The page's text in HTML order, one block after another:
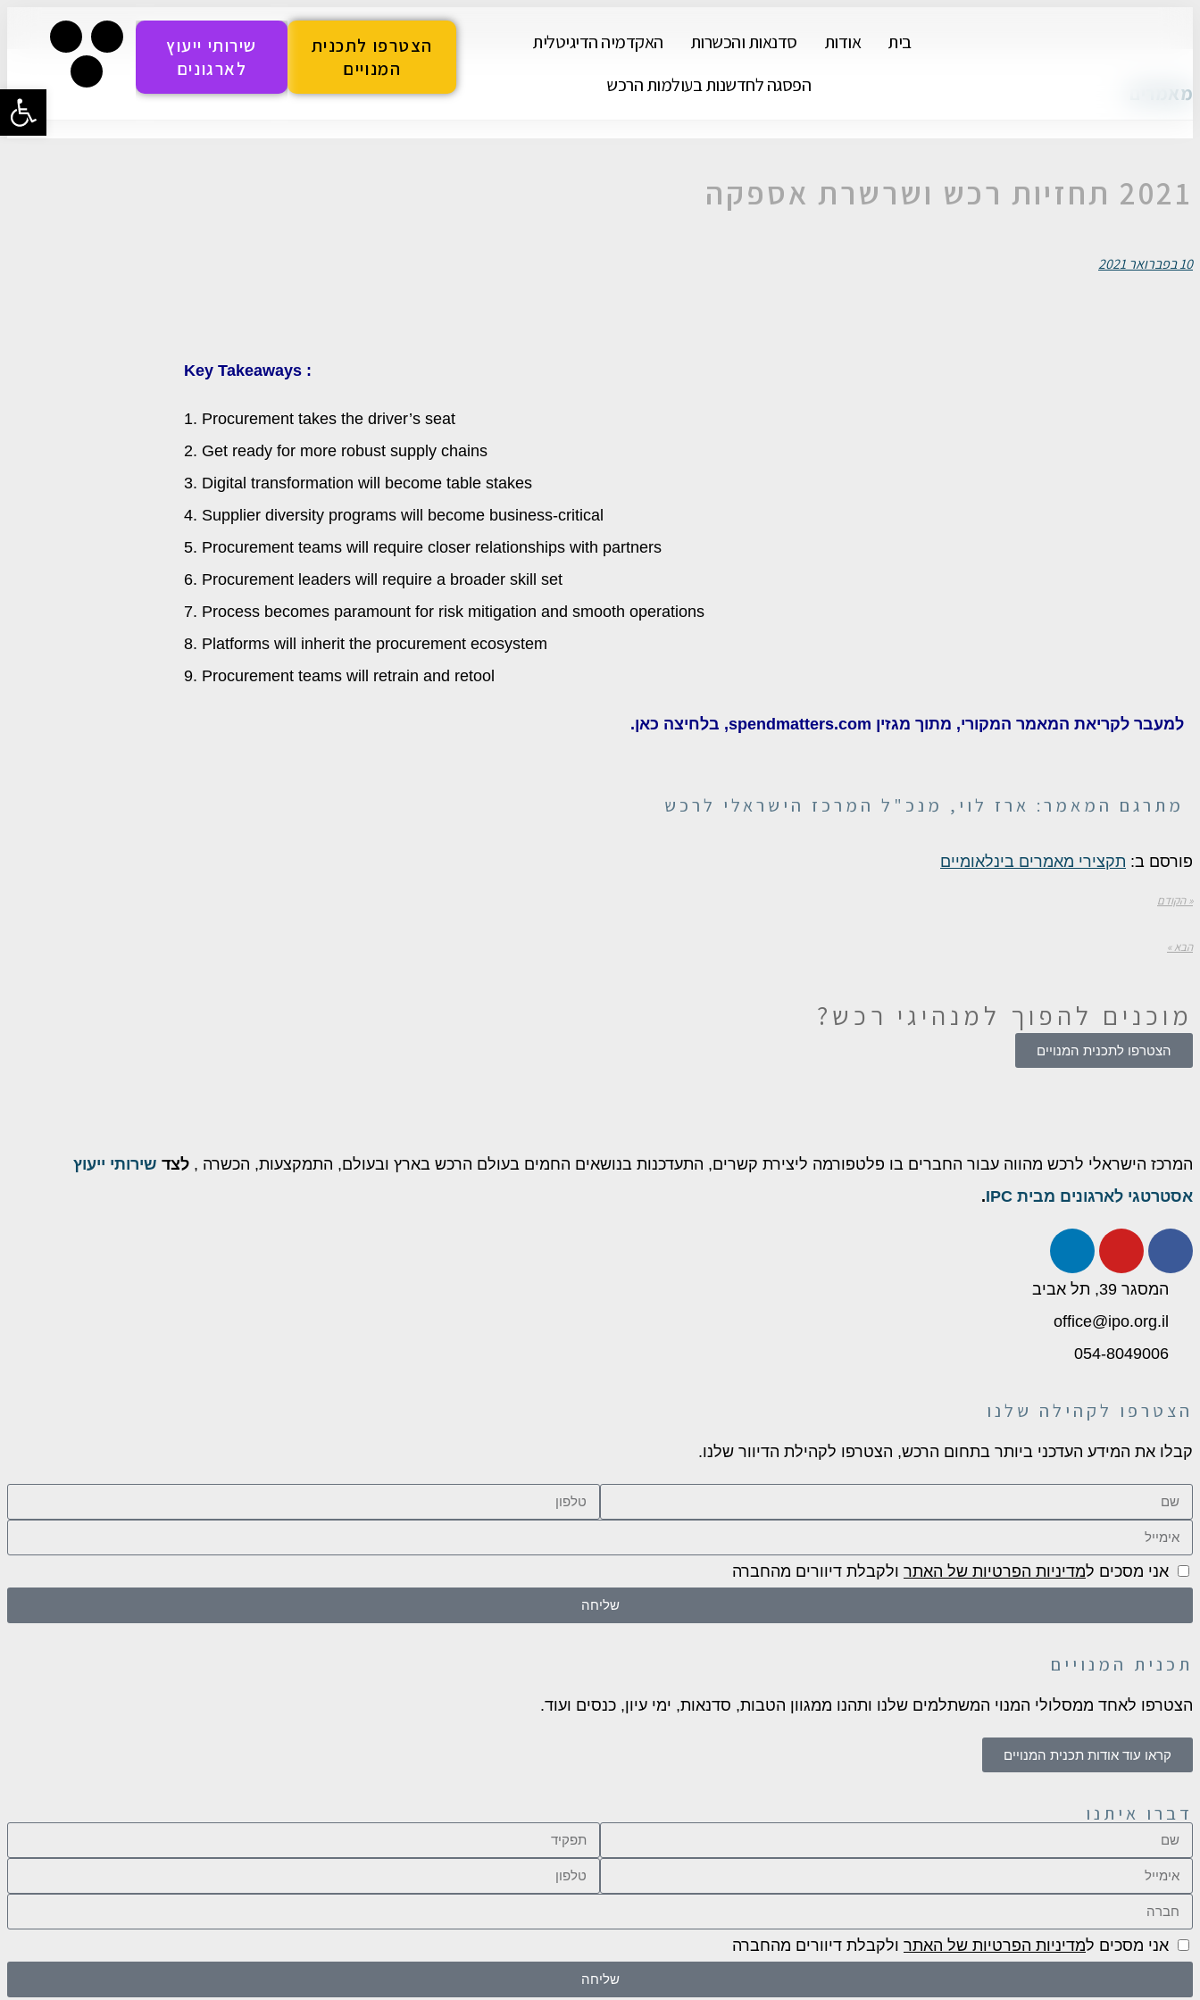
בית אודות סדנאות והכשרות
האקדמיה הדיגיטלית
הפסגה לחדשנות בעולמות הרכש
הצטרפו לתכנית
המנויים
שירותי ייעוץ
לארגונים
מאמרים
2021 תחזיות רכש ושרשרת אספקה ​​
10 בפברואר 2021
Key Takeaways :
1. Procurement takes the driver’s seat
2. Get ready for more robust supply chains
3. Digital transformation will become table stakes
4. Supplier diversity programs will become business-critical
5. Procurement teams will require closer relationships with partners
6. Procurement leaders will require a broader skill set
7. Process becomes paramount for risk mitigation and smooth operations
8. Platforms will inherit the procurement ecosystem
9. Procurement teams will retrain and retool
למעבר לקריאת המאמר המקורי, מתוך מגזין spendmatters.com, בלחיצה כאן .
מתרגם המאמר: ארז לוי, מנכ"ל המרכז הישראלי לרכש
פורסם ב: תקצירי מאמרים בינלאומיים
« הקודם
הבא »
מוכנים להפוך למנהיגי רכש?
הצטרפו לתכנית המנויים
המרכז הישראלי לרכש מהווה עבור החברים בו פלטפורמה ליצירת קשרים, התעדכנות בנושאים החמים בעולם הרכש בארץ ובעולם, התמקצעות, הכשרה , לצד שירותי ייעוץ
אסטרטגי לארגונים מבית IPC
.
המסגר 39, תל אביב
office@ipo.org.il
054-8049006
הצטרפו לקהילה שלנו
קבלו את המידע העדכני ביותר בתחום הרכש, הצטרפו לקהילת הדיוור שלנו.
אני מסכים למדיניות הפרטיות של האתר ולקבלת דיוורים מהחברה
שליחה
תכנית המנויים
הצטרפו לאחד ממסלולי המנוי המשתלמים שלנו ותהנו ממגוון הטבות, סדנאות, ימי עיון, כנסים ועוד.
קראו עוד אודות תכנית המנויים
דברו איתנו
אני מסכים למדיניות הפרטיות של האתר ולקבלת דיוורים מהחברה
שליחה
פתח